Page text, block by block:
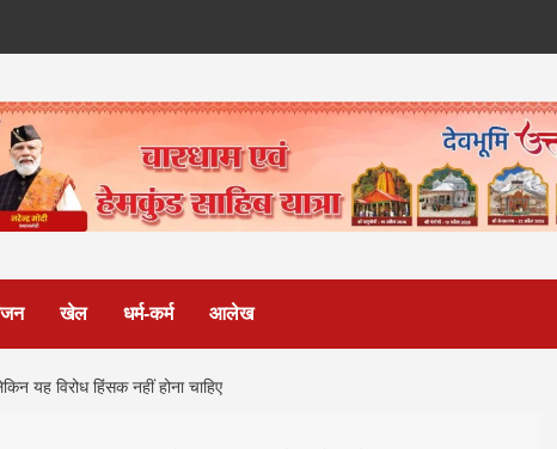
खेल धर्म-कर्म आलेख
यह विरोध हिंसक नहीं होना चाहिए